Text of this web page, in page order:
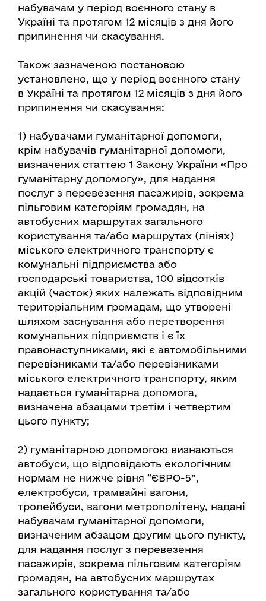
набувачам у період воєнного стану в
Україні та протягом 12 місяців з дня його
припинення чи скасування.
Також зазначеною постановою
установлено, що у період воєнного стану
в Україні та протягом 12 місяців з дня його
припинення чи скасування:
1) набувачами гуманітарної допомоги,
крім набувачів гуманітарної допомоги,
визначених статтею 1 Закону України «Про
гуманітарну допомогу», для надання
послуг з перевезення пасажирів, зокрема
пільговим категоріям громадян, на
автобусних маршрутах загального
користування та/або маршрутах (лініях)
міського електричного транспорту є
комунальні підприємства або
господарські товариства, 100 відсотків
акцій (часток) яких належать відповідним
територіальним громадам, що утворені
шляхом заснування або перетворення
комунальних підприємств і є їх
правонаступниками, які є автомобільними
перевізниками та/або перевізниками
міського електричного транспорту, яким
надається гуманітарна допомога,
визначена абзацами третім і четвертим
цього пункту;
2) гуманітарною допомогою визнаються
автобуси, що відповідають екологічним
нормам не нижче рівня “ЄВРО-5”,
електробуси, трамвайні вагони,
тролейбуси, вагони метрополітену, надані
набувачам гуманітарної допомоги,
визначеним абзацом другим цього пункту,
для надання послуг з перевезення
пасажирів, зокрема пільговим категоріям
громадян, на автобусних маршрутах
загального користування та/або